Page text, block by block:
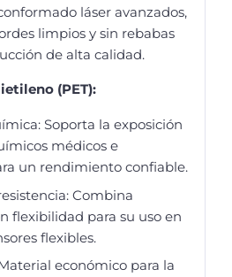
láser avanzados,
limpios y sin rebabas
de alta calidad.
(PET):
Soporta la exposición
médicos e
un rendimiento confiable.
Combina
flexibilidad para su uso en
flexibles.
económico para la